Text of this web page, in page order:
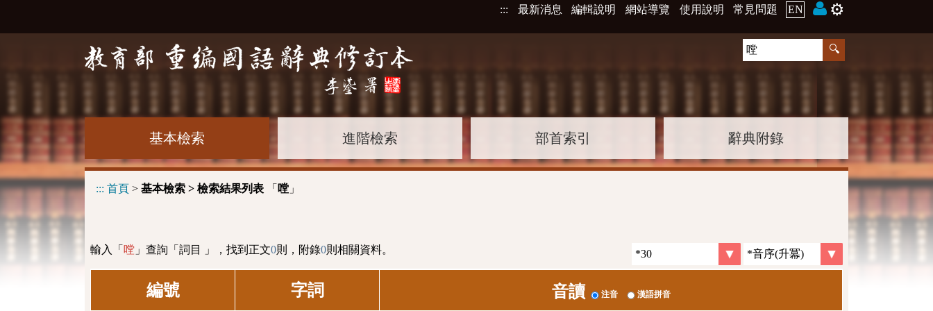
::: 最新消息 編輯說明 網站導覽 使用說明 常見問題 EN ⚙️
基本檢索 進階檢索 部首索引 辭典附錄
::: 首頁 > 基本檢索 > 檢索結果列表 「 嘡 」
輸入「 嘡 」查詢「詞目 」，找到正文0則，附錄0則相關資料。
編號 字詞 音讀 注音 漢語拼音